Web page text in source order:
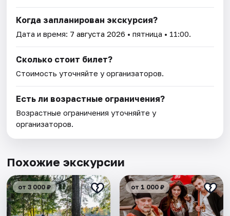
Когда запланирован экскурсия?
Дата и время: 7 августа 2026 • пятница • 11:00.
Сколько стоит билет?
Стоимость уточняйте у организаторов.
Есть ли возрастные ограничения?
Возрастные ограничения уточняйте у
организаторов.
Похожие экскурсии
от 3 000 ₽ от 1 000 ₽